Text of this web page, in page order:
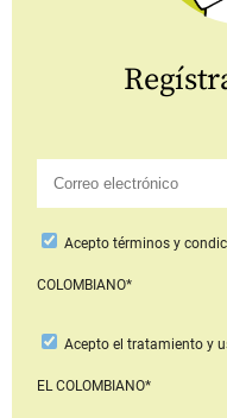
Aceptotérminos y
COLOMBIANO*
Acepto el tratamiento y
EL COLOMBIANO*